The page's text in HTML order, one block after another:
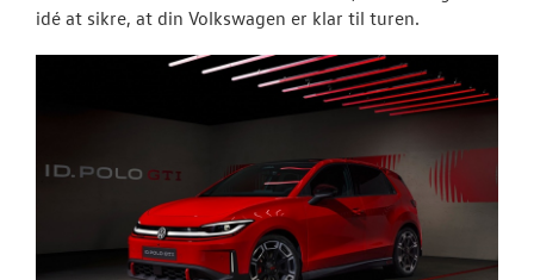
idé at sikre, at din Volkswagen er klar til turen.